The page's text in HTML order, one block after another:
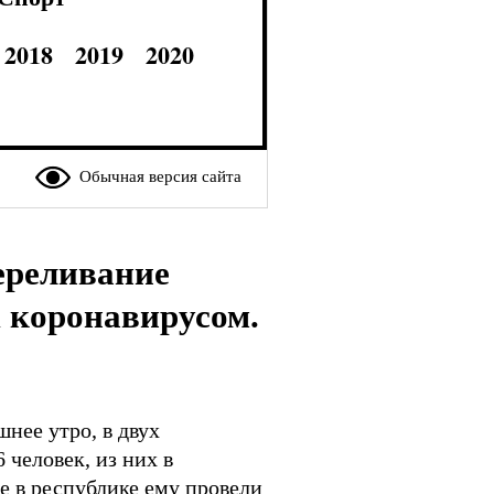
2018
2019 2020
Обычная версия сайта
утро, в двух
человек, из них в
республике ему провели